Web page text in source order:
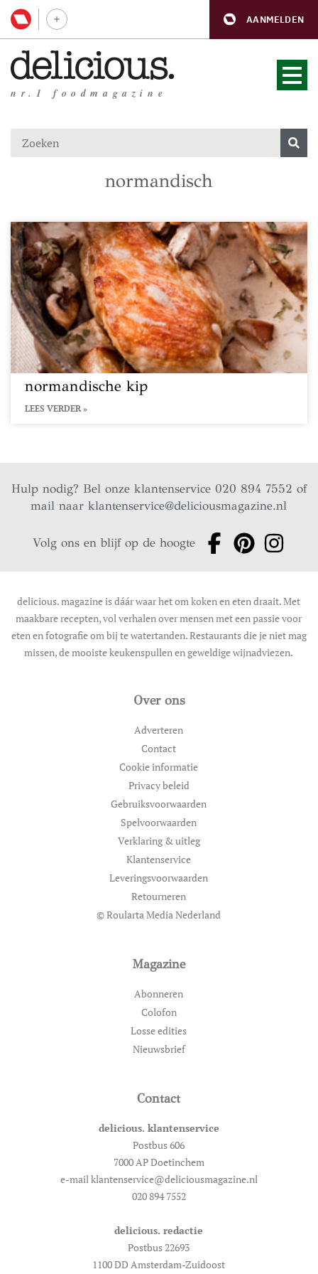
AANMELDEN
nr.1 foodmagazine
normandisch
normandische kip
LEES VERDER »
Hulp nodig? Bel onze klantenservice 020 894 7552 of
mail naarklantenservice@deliciousmagazine.nl
Volg ons en blijf op de hoogte
delicious. magazine is dáár waar het om koken en eten draait. Met
maakbare recepten, vol verhalen over mensen met een passie voor
eten en fotografie om bij te watertanden. Restaurants die je niet mag
missen, de mooiste keukenspullen en geweldige wijnadviezen.
Over ons
Adverteren
Contact
Cookie informatie
Privacy beleid
Gebruiksvoorwaarden
Spelvoorwaarden
Verklaring & uitleg
Klantenservice
Leveringsvoorwaarden
Retourneren
© Roularta Media Nederland
Magazine
Abonneren
Colofon
Losse edities
Nieuwsbrief
Contact
delicious. klantenservice
Postbus 606
7000 AP Doetinchem
e-mail klantenservice@deliciousmagazine.nl
020 894 7552
delicious. redactie
Postbus 22693
1100 DD Amsterdam-Zuidoost